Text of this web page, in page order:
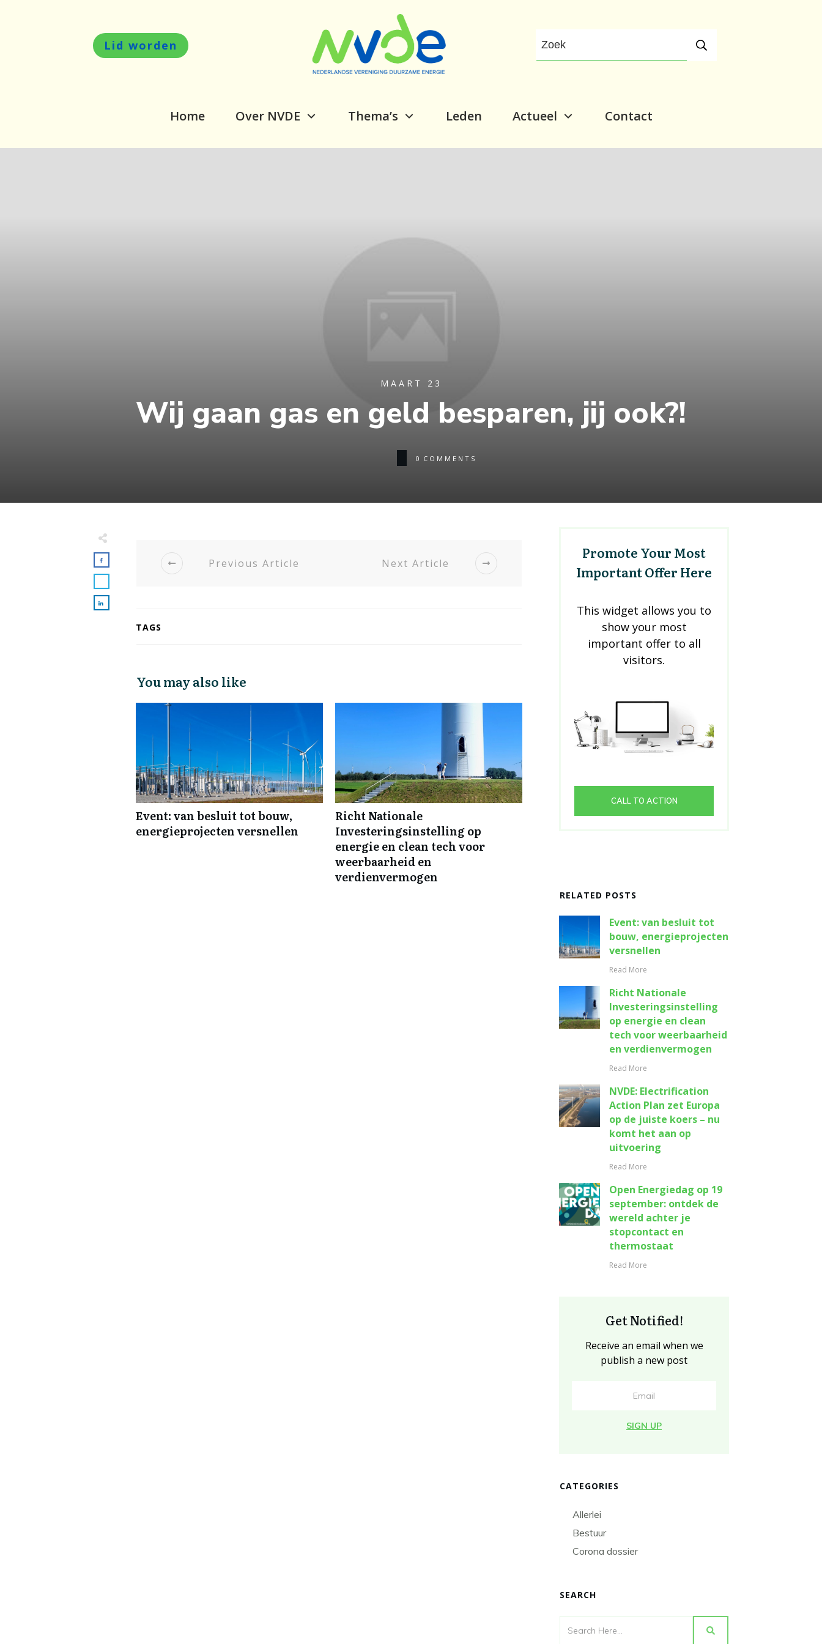
Lid worden
Home Over NVDE Thema’s Leden Actueel Contact
MAART 23
Wij gaan gas en geld besparen, jij ook?!
0 COMMENTS
Previous Article Next Article
TAGS
You may also like
Event: van besluit tot bouw,
energieprojecten versnellen
Richt Nationale
Investeringsinstelling op
energie en clean tech voor
weerbaarheid en
verdienvermogen
Promote Your Most
Important Offer Here
This widget allows you to
show your most
important offer to all
visitors.
CALL TO ACTION
RELATED POSTS
Event: van besluit tot
bouw, energieprojecten
versnellen
Read More
Richt Nationale
Investeringsinstelling
op energie en clean
tech voor weerbaarheid
en verdienvermogen
Read More
NVDE: Electrification
Action Plan zet Europa
op de juiste koers – nu
komt het aan op
uitvoering
Read More
Open Energiedag op 19
september: ontdek de
wereld achter je
stopcontact en
thermostaat
Read More
Get Notified!
Receive an email when we
publish a new post
SIGN UP
CATEGORIES
Allerlei
Bestuur
Corona dossier
SEARCH